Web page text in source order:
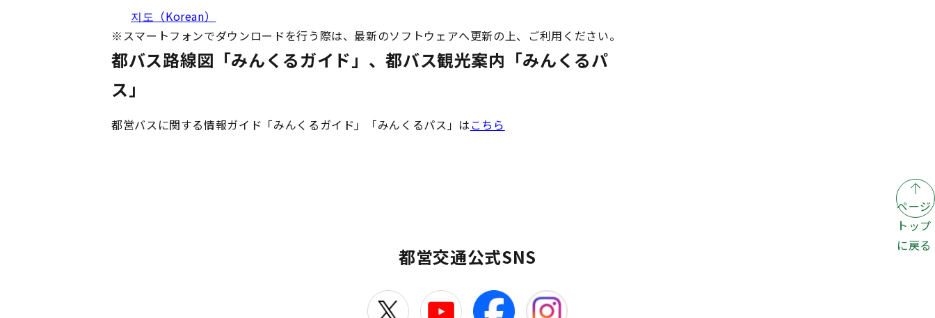
지도（Korean）
※スマートフォンでダウンロードを行う際は、最新のソフトウェアへ更新の上、ご利用ください。
都バス路線図「みんくるガイド」、都バス観光案内「みんくるパ
ス」
都営バスに関する情報ガイド「みんくるガイド」「みんくるパス」はこちら
ページ
トップ
に戻る
都営交通公式SNS